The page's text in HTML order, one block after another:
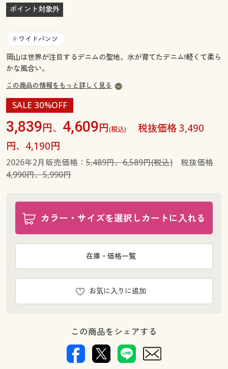
サポート
ご利用ガイド
よくある質問とお問い合わせ
ご利用ガイド
よくある質問とお問い合わせ
ポイント対象外
# ワイドパンツ
岡山は世界が注目するデニムの聖地。水が育てたデニム!軽くて柔ら
かな風合い。
この商品の情報をもっと詳しく見る
SALE 30%OFF
3,839円、 4,609円(税込)
税抜価格 3,490
円、4,190円
2026年2月販売価格： 5,489円、6,589円(税込)税抜価格
4,990円、5,990円
カラー・サイズを選択しカートに入れる
お気に入りに追加
在庫・価格一覧
この商品をシェアする